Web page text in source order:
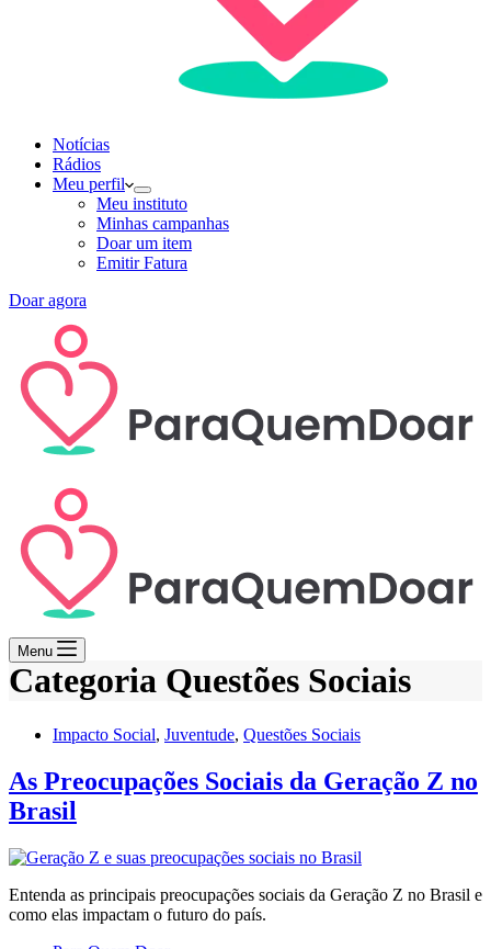
Notícias
Rádios
Meu perfil
Meu instituto
Minhas campanhas
Doar um item
Emitir Fatura
Doar agora
Menu
Categoria Questões Sociais
Impacto Social, Juventude, Questões Sociais
As Preocupações Sociais da Geração Z no
Brasil
Entenda as principais preocupações sociais da Geração Z no Brasil e
como elas impactam o futuro do país.